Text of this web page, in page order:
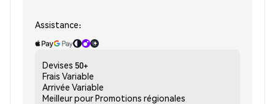
Assistance:
Devises 50+
Frais Variable
Arrivée Variable
Meilleur pourPromotions régionales